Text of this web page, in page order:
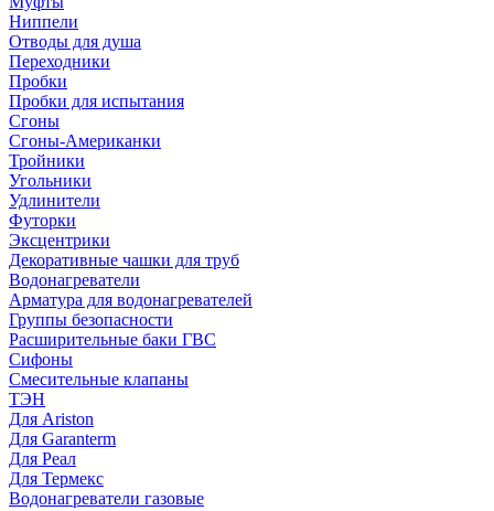
Ниппели
Отводы для душа
Переходники
Пробки
Пробки для испытания
Сгоны
Сгоны-Американки
Тройники
Угольники
Удлинители
Футорки
Эксцентрики
Декоративные чашки для труб
Водонагреватели
Арматура для водонагревателей
Группы безопасности
Расширительные баки ГВС
Сифоны
Смесительные клапаны
ТЭН
Для Ariston
Для Garanterm
Для Реал
Для Термекс
Водонагреватели газовые